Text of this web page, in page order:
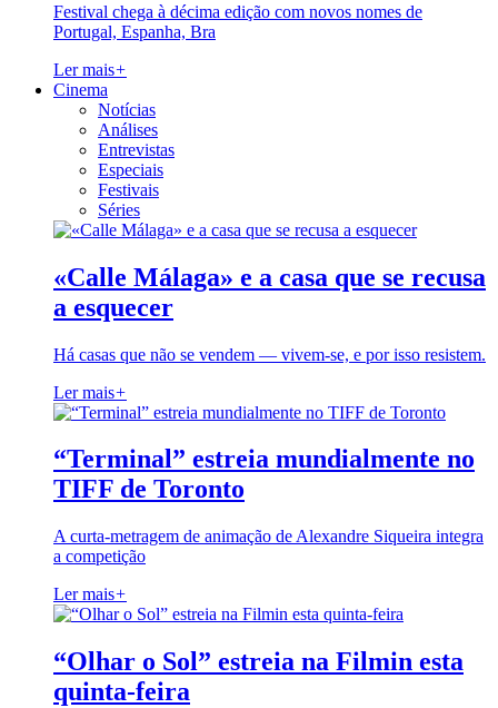
Festival chega à décima edição com novos nomes de
Portugal, Espanha, Bra
Ler mais+
Cinema
Notícias
Análises
Entrevistas
Especiais
Festivais
Séries
«Calle Málaga» e a casa que se recusa
a esquecer
Há casas que não se vendem — vivem-se, e por isso resistem.
Ler mais+
“Terminal” estreia mundialmente no
TIFF de Toronto
A curta-metragem de animação de Alexandre Siqueira integra
a competição
Ler mais+
“Olhar o Sol” estreia na Filmin esta
quinta-feira